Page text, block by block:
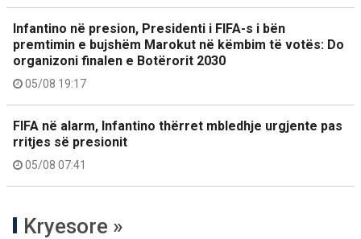
Infantino në presion, Presidenti i FIFA-s i bën
premtimin e bujshëm Marokut në këmbim të votës: Do
organizoni finalen e Botërorit 2030
05/08 19:17
FIFA në alarm, Infantino thërret mbledhje urgjente pas
rritjes së presionit
05/08 07:41
Kryesore »